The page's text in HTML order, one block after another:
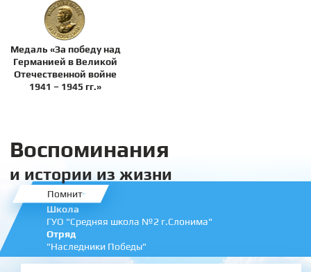
Медаль «За победу над
Германией в Великой
Отечественной войне
1941 – 1945 гг.»
Воспоминания
и истории из жизни
Помнит
Школа
ГУО "Средняя школа №2 г.Слонима"
Отряд
"Наследники Победы"